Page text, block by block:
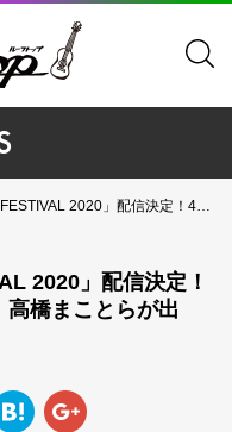
決定！4-STiCKS、G.D.FLICKERS、高橋まことらが出演！
2020」配信決定！
橋まことらが出